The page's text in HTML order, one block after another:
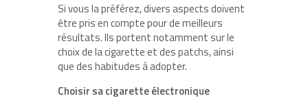
Si vous la préférez, divers aspects doivent
être pris en compte pour de meilleurs
résultats. Ils portent notamment sur le
choix de la cigarette et des patchs, ainsi
que des habitudes à adopter.
Choisir sa cigarette électronique